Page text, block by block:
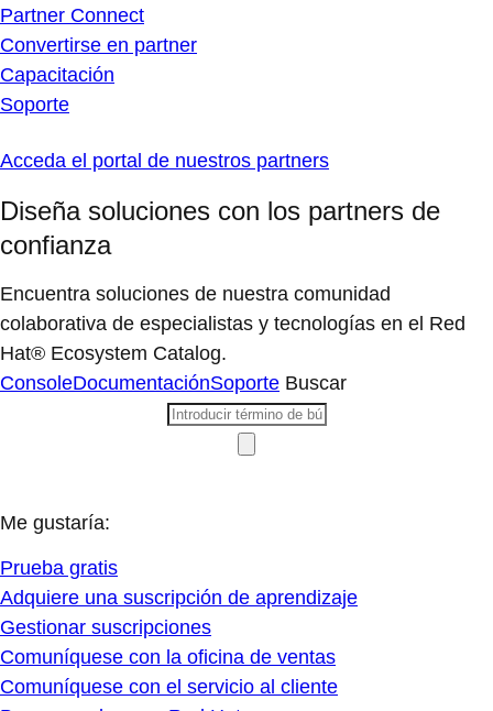
Partner Connect
Convertirse en partner
Capacitación
Soporte
Acceda el portal de nuestros partners
Diseña soluciones con los partners de
confianza
Encuentra soluciones de nuestra comunidad
colaborativa de especialistas y tecnologías en el Red
Hat® Ecosystem Catalog.
ConsoleDocumentaciónSoporte Buscar
Me gustaría:
Prueba gratis
Adquiere una suscripción de aprendizaje
Gestionar suscripciones
Comuníquese con la oficina de ventas
Comuníquese con el servicio al cliente